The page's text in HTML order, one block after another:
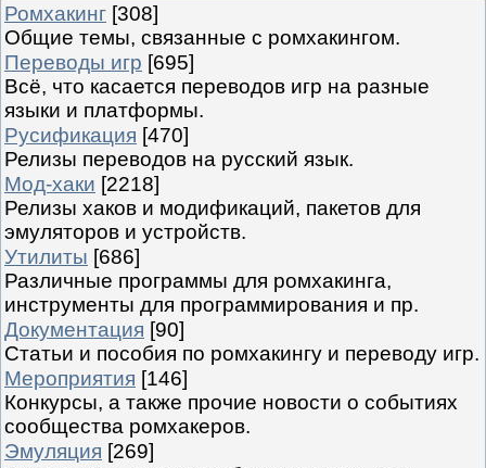
Ромхакинг [308]
Общие темы, связанные с ромхакингом.
Переводы игр [695]
Всё, что касается переводов игр на разные
языки и платформы.
Русификация [470]
Релизы переводов на русский язык.
Мод-хаки [2218]
Релизы хаков и модификаций, пакетов для
эмуляторов и устройств.
Утилиты [686]
Различные программы для ромхакинга,
инструменты для программирования и пр.
Документация [90]
Статьи и пособия по ромхакингу и переводу игр.
Мероприятия [146]
Конкурсы, а также прочие новости о событиях
сообщества ромхакеров.
Эмуляция [269]